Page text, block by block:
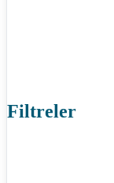
Filtreler